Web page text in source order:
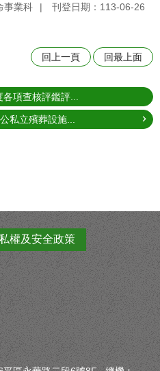
事業科
刊登日期：113-06-26
回上一頁 回最上面
項查核評鑑評...
私立殯葬設施...
權及安全政策